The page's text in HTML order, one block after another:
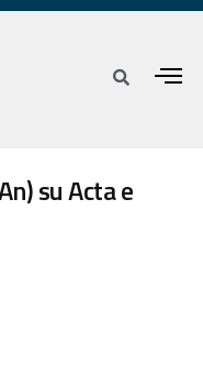
su Acta e